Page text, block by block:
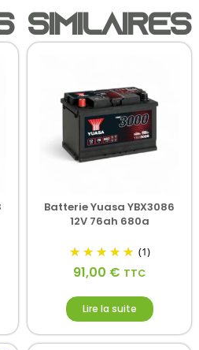
similaires
Batterie Yuasa YBX3086
12V 76ah 680a
(1)
91,00 € TTC
Lire la suite